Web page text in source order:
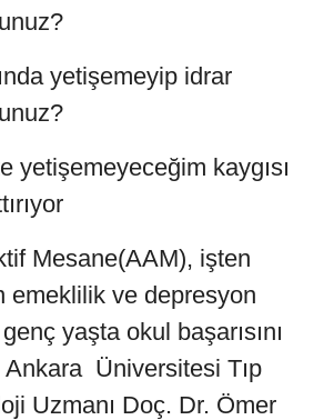
yetişemeyip idrar
yetişemeyeceğim kaygısı
Mesane(AAM), işten
emeklilik ve depresyon
yaşta okul başarısını
Üniversitesi Tıp
Uzmanı Doç. Dr. Ömer